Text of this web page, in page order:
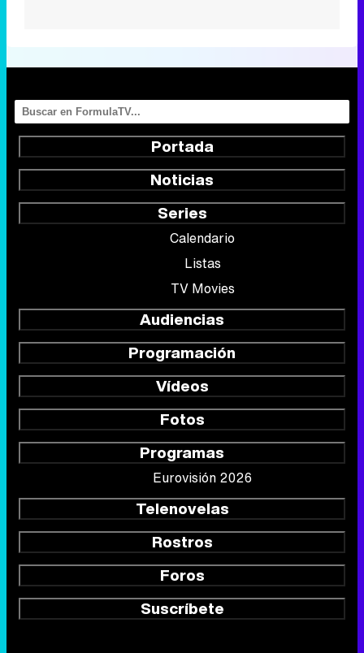
Portada
Noticias
Series
Calendario
Listas
TV Movies
Audiencias
Programación
Vídeos
Fotos
Programas
Eurovisión 2026
Telenovelas
Rostros
Foros
Suscríbete